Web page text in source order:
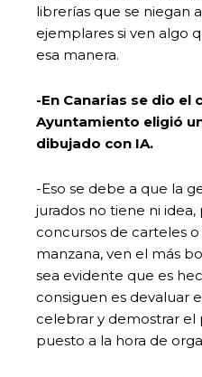
librerías que se niegan
ejemplares si ven algo
esa manera.
-En Canarias se dio el
Ayuntamiento eligió
dibujado con IA.
-Eso se debe a que la
jurados no tiene ni
concursos de carteles
manzana, ven el más
sea evidente que es
consiguen es devaluar
celebrar y demostrar el
puesto a la hora de